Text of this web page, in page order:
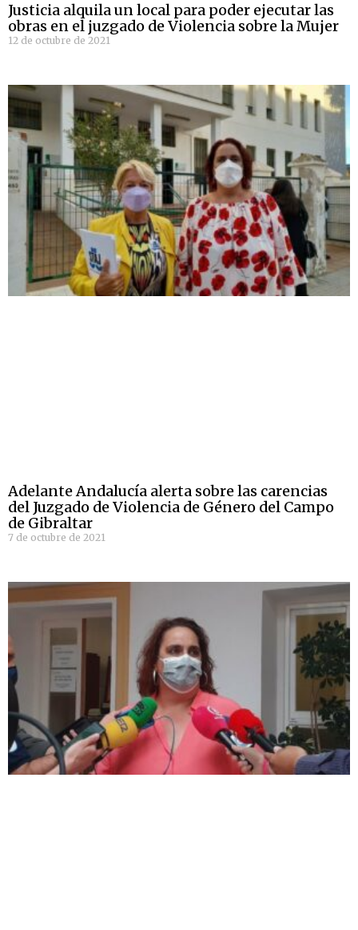
Justicia alquila un local para poder ejecutar las
obras en el juzgado de Violencia sobre la Mujer
12 de octubre de 2021
Adelante Andalucía alerta sobre las carencias
del Juzgado de Violencia de Género del Campo
de Gibraltar
7 de octubre de 2021